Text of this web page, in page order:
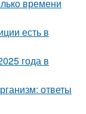
времени
есть в
года в
ответы